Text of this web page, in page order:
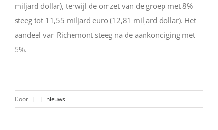
miljard dollar), terwijl de omzet van de groep met 8%
steeg tot 11,55 miljard euro (12,81 miljard dollar). Het
aandeel van Richemont steeg na de aankondiging met
5%.
Door | | nieuws